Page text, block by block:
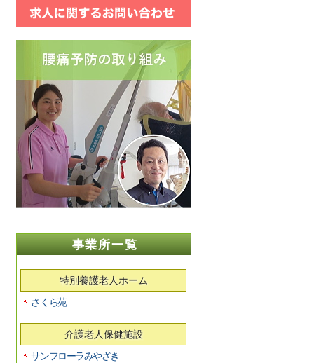
事業所一覧
特別養護老人ホーム
さくら苑
介護老人保健施設
サンフローラみやざき